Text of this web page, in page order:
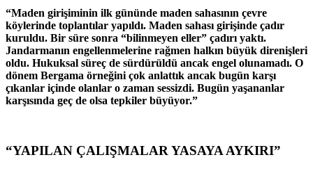
“Maden girişiminin ilk gününde maden sahasının çevre
köylerinde toplantılar yapıldı. Maden sahası girişinde çadır
kuruldu. Bir süre sonra “bilinmeyen eller” çadırı yaktı.
Jandarmanın engellenmelerine rağmen halkın büyük direnişleri
oldu. Hukuksal süreç de sürdürüldü ancak engel olunamadı. O
dönem Bergama örneğini çok anlattık ancak bugün karşı
çıkanlar içinde olanlar o zaman sessizdi. Bugün yaşananlar
karşısında geç de olsa tepkiler büyüyor.”
“YAPILAN ÇALIŞMALAR YASAYA AYKIRI”